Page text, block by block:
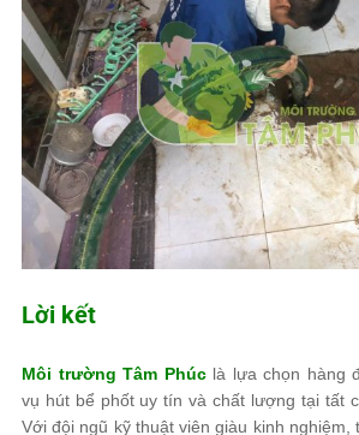
Lời kết
Môi trường Tâm Phúclà lựa chọn hàng
vụ hút bể phốt uy tín và chất lượng tại tất
Với đội ngũ kỹ thuật viên giàu kinh nghiệm,